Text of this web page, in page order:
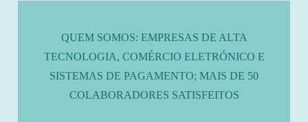
QUEM SOMOS: EMPRESAS DE ALTA
TECNOLOGIA, COMÉRCIO ELETRÓNICO E
SISTEMAS DE PAGAMENTO; MAIS DE 50
COLABORADORES SATISFEITOS